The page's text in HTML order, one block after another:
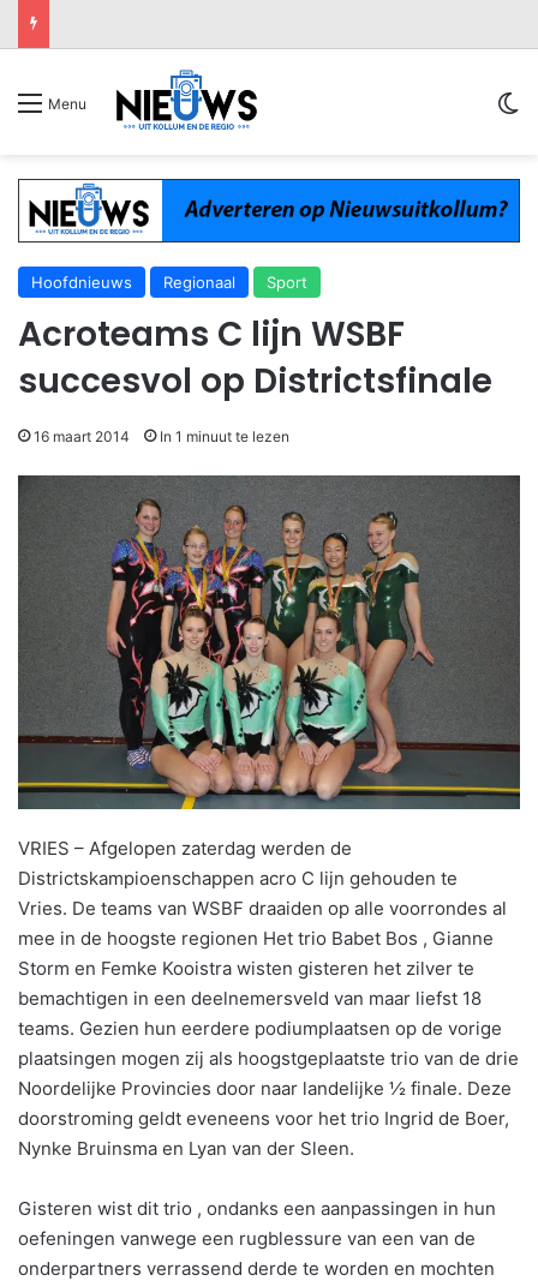
Menu
Hoofdnieuws Regionaal Sport
Acroteams C lijn WSBF
succesvol op Districtsfinale
16 maart 2014 In 1 minuut te lezen
VRIES – Afgelopen zaterdag werden de
Districtskampioenschappen acro C lijn gehouden te
Vries. De teams van WSBF draaiden op alle voorrondes al
mee in de hoogste regionen Het trio Babet Bos , Gianne
Storm en Femke Kooistra wisten gisteren het zilver te
bemachtigen in een deelnemersveld van maar liefst 18
teams. Gezien hun eerdere podiumplaatsen op de vorige
plaatsingen mogen zij als hoogstgeplaatste trio van de drie
Noordelijke Provincies door naar landelijke ½ finale. Deze
doorstroming geldt eveneens voor het trio Ingrid de Boer,
Nynke Bruinsma en Lyan van der Sleen.
Gisteren wist dit trio , ondanks een aanpassingen in hun
oefeningen vanwege een rugblessure van een van de
onderpartners verrassend derde te worden en mochten